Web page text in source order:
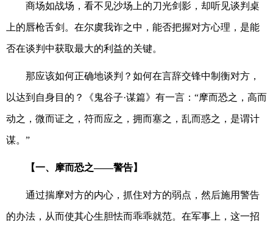
商场如战场，看不见沙场上的刀光剑影，却听见谈判桌
上的唇枪舌剑。在尔虞我诈之中，能否把握对方心理，是能
否在谈判中获取最大的利益的关键。
那应该如何正确地谈判？如何在言辞交锋中制衡对方，
以达到自身目的？《鬼谷子·谋篇》有一言：“摩而恐之，高而
动之，微而证之，符而应之，拥而塞之，乱而惑之，是谓计
谋。”
【一、摩而恐之——警告】
通过揣摩对方的内心，抓住对方的弱点，然后施用警告
的办法，从而使其心生胆怯而乖乖就范。在军事上，这一招